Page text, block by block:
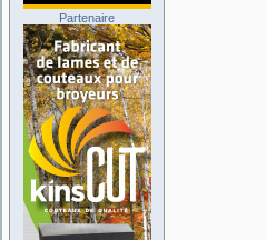
Partenaire